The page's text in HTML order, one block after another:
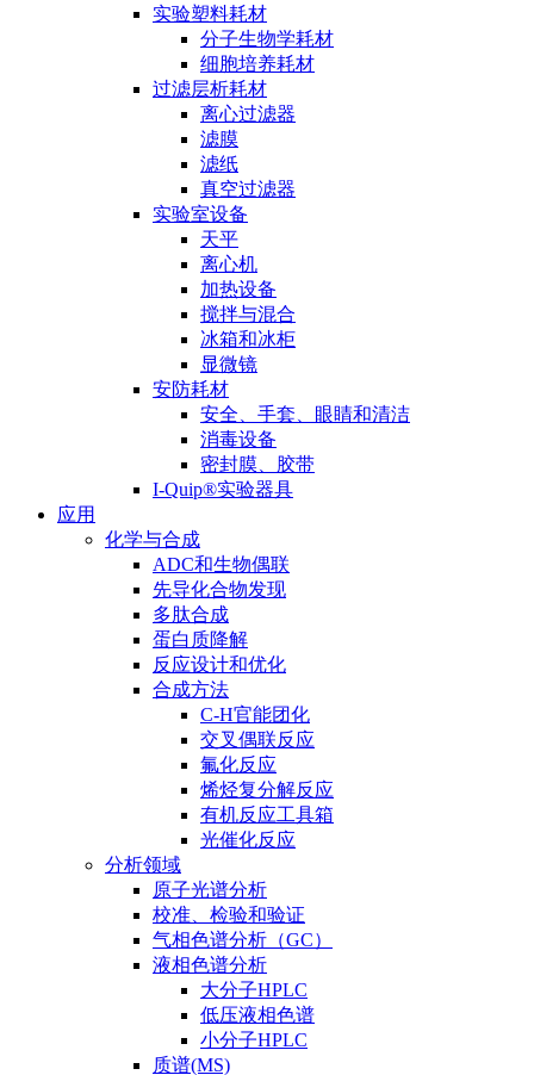
实验塑料耗材
分子生物学耗材
细胞培养耗材
过滤层析耗材
离心过滤器
滤膜
滤纸
真空过滤器
实验室设备
天平
离心机
加热设备
搅拌与混合
冰箱和冰柜
显微镜
安防耗材
安全、手套、眼睛和清洁
消毒设备
密封膜、胶带
I-Quip®️实验器具
应用
化学与合成
ADC和生物偶联
先导化合物发现
多肽合成
蛋白质降解
反应设计和优化
合成方法
C-H官能团化
交叉偶联反应
氟化反应
烯烃复分解反应
有机反应工具箱
光催化反应
分析领域
原子光谱分析
校准、检验和验证
气相色谱分析（GC）
液相色谱分析
大分子HPLC
低压液相色谱
小分子HPLC
质谱(MS)